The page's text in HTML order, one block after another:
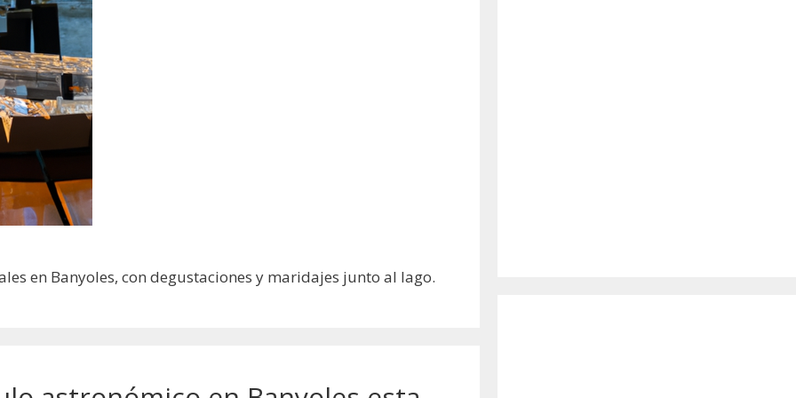
en Banyoles, con degustaciones y maridajes junto al lago.